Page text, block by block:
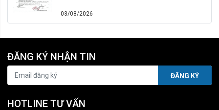
03/08/2026
ĐĂNG KÝ NHẬN TIN
ĐĂNG KÝ
HOTLINE TƯ VẤN